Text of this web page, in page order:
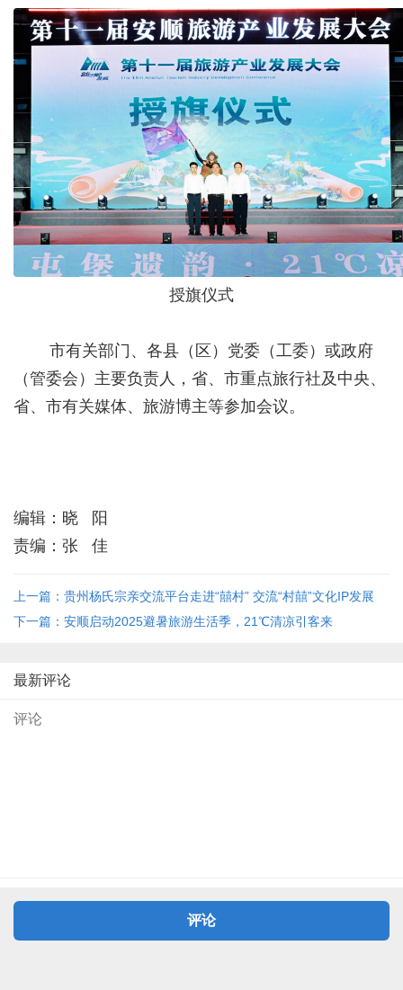
授旗仪式
市有关部门、各县（区）党委（工委）或政府
（管委会）主要负责人，省、市重点旅行社及中央、
省、市有关媒体、旅游博主等参加会议。
编辑：晓 阳
责编：张 佳
上一篇：贵州杨氏宗亲交流平台走进“囍村” 交流“村囍”文化IP发展
下一篇：安顺启动2025避暑旅游生活季，21℃清凉引客来
最新评论
评论